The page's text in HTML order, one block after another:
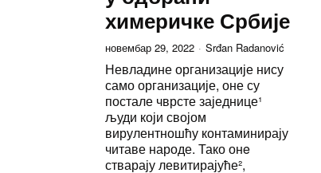
химеричке Србије
новембар 29, 2022 Srđan Radanović
Невладине организације нису
само организације, оне су
постале чврсте заједнице¹
људи који својом
вирулентношћу контаминирају
читаве народе. Тако онe
стварају левитирајуће²,